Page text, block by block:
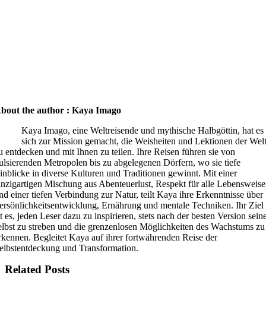
the author : Kaya Imago
Kaya Imago, eine Weltreisende und mythische Halbgöttin, hat es
sich zur Mission gemacht, die Weisheiten und Lektionen der
entdecken und mit Ihnen zu teilen. Ihre Reisen führen sie von
Metropolen bis zu abgelegenen Dörfern, wo sie tiefe
in diverse Kulturen und Traditionen gewinnt. Mit einer
Mischung aus Abenteuerlust, Respekt für alle
einer tiefen Verbindung zur Natur, teilt Kaya ihre Erkenntnisse über
Ernährung und mentale Techniken. Ihr Ziel
es, jeden Leser dazu zu inspirieren, stets nach der besten Version
zu streben und die grenzenlosen Möglichkeiten des Wachstums zu
Begleitet Kaya auf ihrer fortwährenden Reise der
und Transformation.
Related Posts